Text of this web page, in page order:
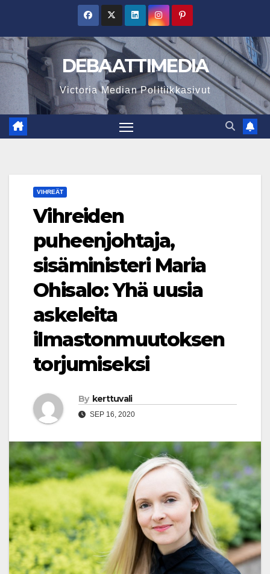
content
DEBAATTIMEDIA
Victoria Median Politiikkasivut
VIHREÄT
Vihreiden
puheenjohtaja,
sisäministeri Maria
Ohisalo: Yhä uusia
askeleita
ilmastonmuutoksen
torjumiseksi
By kerttuvali
SEP 16, 2020